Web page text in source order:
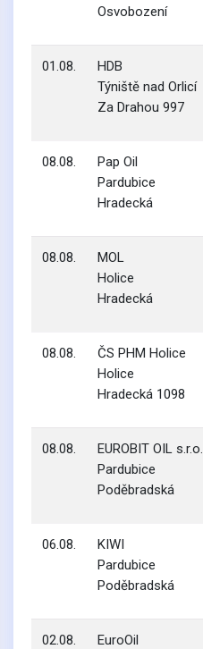
Osvobození
01.08.
HDB
Týniště nad Orlicí
Za Drahou 997
08.08.
Pap Oil
Pardubice
Hradecká
08.08.
MOL
Holice
Hradecká
08.08.
ČS PHM Holice
Holice
Hradecká 1098
08.08.
EUROBIT OIL s.r.o.
Pardubice
Poděbradská
06.08.
KIWI
Pardubice
Poděbradská
02.08.
EuroOil